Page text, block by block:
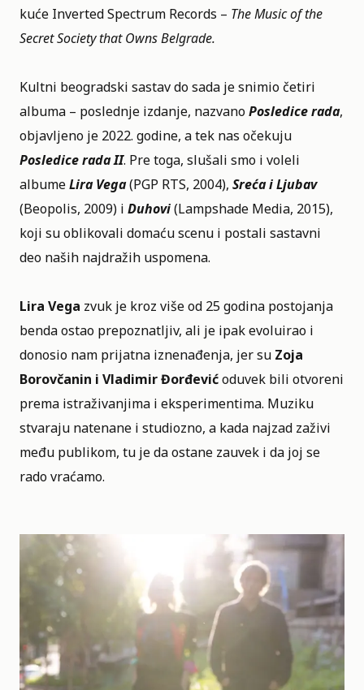
kuće Inverted Spectrum Records – The Music of the
Secret Society that Owns Belgrade.
Kultni beogradski sastav do sada je snimio četiri
albuma – poslednje izdanje, nazvanoPosledice rada,
objavljeno je 2022. godine, a tek nas očekuju
Posledice rada II. Pre toga, slušali smo i voleli
albumeLira Vega(PGP RTS, 2004), Sreća i Ljubav
(Beopolis, 2009) i Duhovi(Lampshade Media, 2015),
koji su oblikovali domaću scenu i postali sastavni
deo naših najdražih uspomena.
Lira Vega zvuk je kroz više od 25 godina postojanja
benda ostao prepoznatljiv, ali je ipak evoluirao i
donosio nam prijatna iznenađenja, jer su Zoja
Borovčanin i Vladimir Đorđevićoduvek bili otvoreni
prema istraživanjima i eksperimentima. Muziku
stvaraju natenane i studiozno, a kada najzad zaživi
među publikom, tu je da ostane zauvek i da joj se
rado vraćamo.